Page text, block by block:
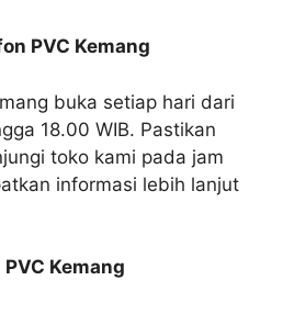
PVC Kemang
buka setiap hari dari
18.00 WIB. Pastikan
toko kami pada jam
informasi lebih lanjut
Kemang